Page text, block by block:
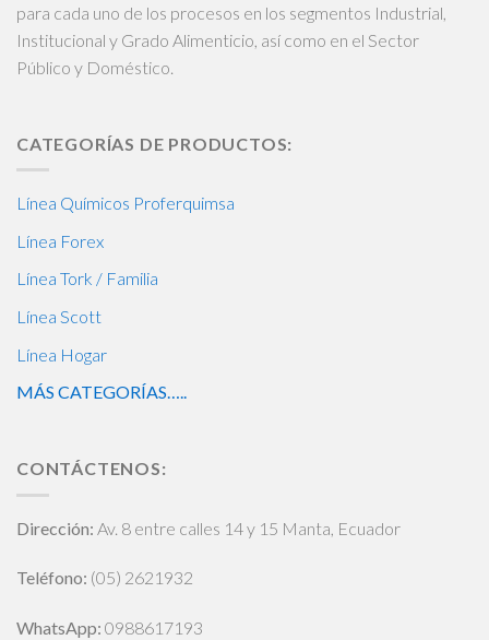
para cada uno de los procesos en los segmentos Industrial,
Institucional y Grado Alimenticio, así como en el Sector
Público y Doméstico.
CATEGORÍAS DE PRODUCTOS:
Línea Químicos Proferquimsa
Línea Forex
Línea Tork / Familia
Línea Scott
Línea Hogar
MÁS CATEGORÍAS…..
CONTÁCTENOS:
Dirección: Av. 8 entre calles 14 y 15 Manta, Ecuador
Teléfono: (05) 2621932
WhatsApp: 0988617193